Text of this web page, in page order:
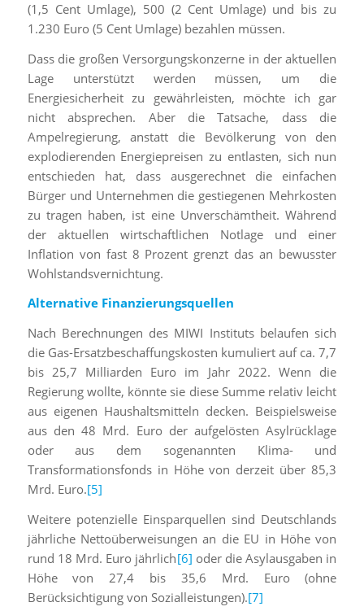
(1,5 Cent Umlage), 500 (2 Cent Umlage) und bis zu
1.230 Euro (5 Cent Umlage) bezahlen müssen.
Dass die großen Versorgungskonzerne in der aktuellen
Lage unterstützt werden müssen, um die
Energiesicherheit zu gewährleisten, möchte ich gar
nicht absprechen. Aber die Tatsache, dass die
Ampelregierung, anstatt die Bevölkerung von den
explodierenden Energiepreisen zu entlasten, sich nun
entschieden hat, dass ausgerechnet die einfachen
Bürger und Unternehmen die gestiegenen Mehrkosten
zu tragen haben, ist eine Unverschämtheit. Während
der aktuellen wirtschaftlichen Notlage und einer
Inflation von fast 8 Prozent grenzt das an bewusster
Wohlstandsvernichtung.
Alternative Finanzierungsquellen
Nach Berechnungen des MIWI Instituts belaufen sich
die Gas-Ersatzbeschaffungskosten kumuliert auf ca. 7,7
bis 25,7 Milliarden Euro im Jahr 2022. Wenn die
Regierung wollte, könnte sie diese Summe relativ leicht
aus eigenen Haushaltsmitteln decken. Beispielsweise
aus den 48 Mrd. Euro der aufgelösten Asylrücklage
oder aus dem sogenannten Klima- und
Transformationsfonds in Höhe von derzeit über 85,3
Mrd. Euro.[5]
Weitere potenzielle Einsparquellen sind Deutschlands
jährliche Nettoüberweisungen an die EU in Höhe von
rund 18 Mrd. Euro jährlich[6] oder die Asylausgaben in
Höhe von 27,4 bis 35,6 Mrd. Euro (ohne
Berücksichtigung von Sozialleistungen).[7]